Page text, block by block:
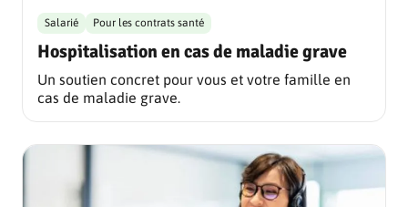
Hospitalisation en cas de maladie grave
Salarié Pour les contrats santé
Un soutien concret pour vous et votre famille en
cas de maladie grave.